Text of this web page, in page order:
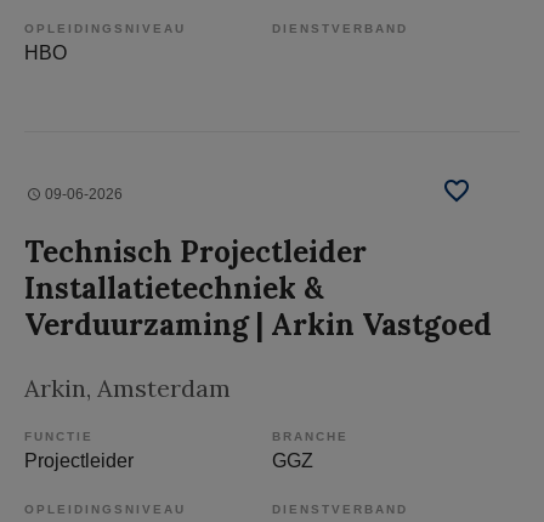
OPLEIDINGSNIVEAU
HBO
DIENSTVERBAND
09-06-2026
Technisch Projectleider
Installatietechniek &
Verduurzaming | Arkin Vastgoed
Arkin, Amsterdam
FUNCTIE
Projectleider
BRANCHE
GGZ
OPLEIDINGSNIVEAU DIENSTVERBAND